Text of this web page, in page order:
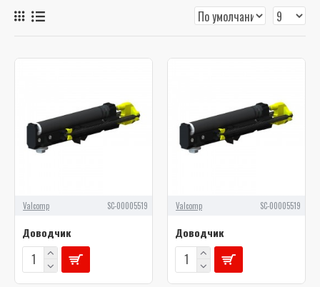
Valcomp SC-00005519
Доводчик
Valcomp SC-00005519
Доводчик